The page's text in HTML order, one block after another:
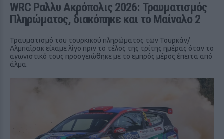
WRC Ραλλυ Ακρόπολις 2026: Τραυματισμός
Πληρώματος, διακόπηκε και το Μαίναλο 2
Τραυματισμό του τουρκικού πληρώματος των Τουρκάν/
Αλμπαϊρακ είχαμε λίγο πριν το τέλος της τρίτης ημέρας όταν το
αγωνιστικό τους προσγειώθηκε με το εμπρός μέρος έπειτα από
άλμα.